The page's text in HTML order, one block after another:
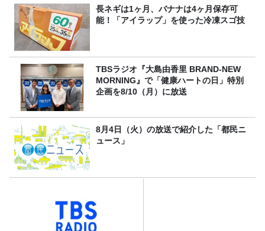
長ネギは1ヶ月、バナナは4ヶ月保存可
能！「アイラップ」を使った冷凍スゴ技
TBSラジオ『大島由香里 BRAND-NEW
MORNING』で「健康ハートの日」特別
企画を8/10（月）に放送
8月4日（火）の放送で紹介した「都民ニ
ュース」